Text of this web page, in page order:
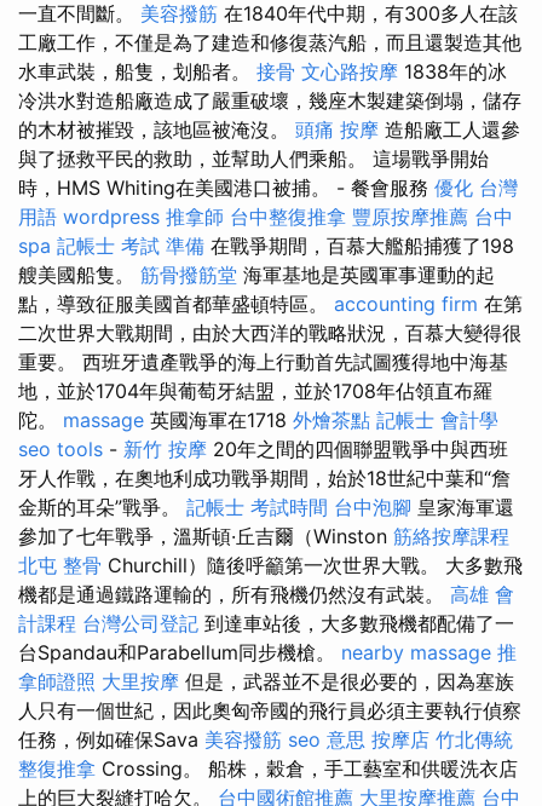
一直不間斷。 美容撥筋 在1840年代中期，有300多人在該
工廠工作，不僅是為了建造和修復蒸汽船，而且還製造其他
水車武裝，船隻，划船者。 接骨 文心路按摩 1838年的冰
冷洪水對造船廠造成了嚴重破壞，幾座木製建築倒塌，儲存
的木材被摧毀，該地區被淹沒。 頭痛 按摩 造船廠工人還參
與了拯救平民的救助，並幫助人們乘船。 這場戰爭開始
時，HMS Whiting在美國港口被捕。 - 餐會服務 優化 台灣
用語 wordpress 推拿師 台中整復推拿 豐原按摩推薦 台中
spa 記帳士 考試 準備 在戰爭期間，百慕大艦船捕獲了198
艘美國船隻。 筋骨撥筋堂 海軍基地是英國軍事運動的起
點，導致征服美國首都華盛頓特區。 accounting firm 在第
二次世界大戰期間，由於大西洋的戰略狀況，百慕大變得很
重要。 西班牙遺產戰爭的海上行動首先試圖獲得地中海基
地，並於1704年與葡萄牙結盟，並於1708年佔領直布羅
陀。 massage 英國海軍在1718 外燴茶點 記帳士 會計學
seo tools - 新竹 按摩 20年之間的四個聯盟戰爭中與西班
牙人作戰，在奧地利成功戰爭期間，始於18世紀中葉和“詹
金斯的耳朵”戰爭。 記帳士 考試時間 台中泡腳 皇家海軍還
參加了七年戰爭，溫斯頓·丘吉爾（Winston 筋絡按摩課程
北屯 整骨 Churchill）隨後呼籲第一次世界大戰。 大多數飛
機都是通過鐵路運輸的，所有飛機仍然沒有武裝。 高雄 會
計課程 台灣公司登記 到達車站後，大多數飛機都配備了一
台Spandau和Parabellum同步機槍。 nearby massage 推
拿師證照 大里按摩 但是，武器並不是很必要的，因為塞族
人只有一個世紀，因此奧匈帝國的飛行員必須主要執行偵察
任務，例如確保Sava 美容撥筋 seo 意思 按摩店 竹北傳統
整復推拿 Crossing。 船株，穀倉，手工藝室和供暖洗衣店
上的巨大裂縫打哈欠。 台中國術館推薦 大里按摩推薦 台中